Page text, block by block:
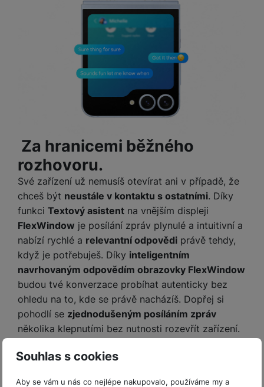
Souhlas s cookies
Aby se vám u nás co nejlépe nakupovalo, používáme my a
Za hranicemi běžného
rozhovoru.
Své zařízení už nemusíš otevírat ani v případě, že
chceš být neustále v kontaktu s ostatními. Díky
funkci Textový asistent na vnějším displeji
FlexWindow je posílání zpráv plynulé a intuitivní a
nabízí rychlé a relevantní odpovědi právě tehdy,
když je potřebuješ. Díky inteligentním
navrhovaným odpovědím obrazovky FlexWindow
budou tvé konverzace probíhat autenticky bez
ohledu na to, kde se právě nacházíš. Dopřej si
pohodlí se zjednodušeným posíláním zpráv
několika klepnutími bez nutnosti rozevřít zařízení.
Celý svět jako na dlani.
Už se ti někdy stalo, že na tebe na sociálních sítích
vyskočil exotický dezert a zajímalo tě, jak se